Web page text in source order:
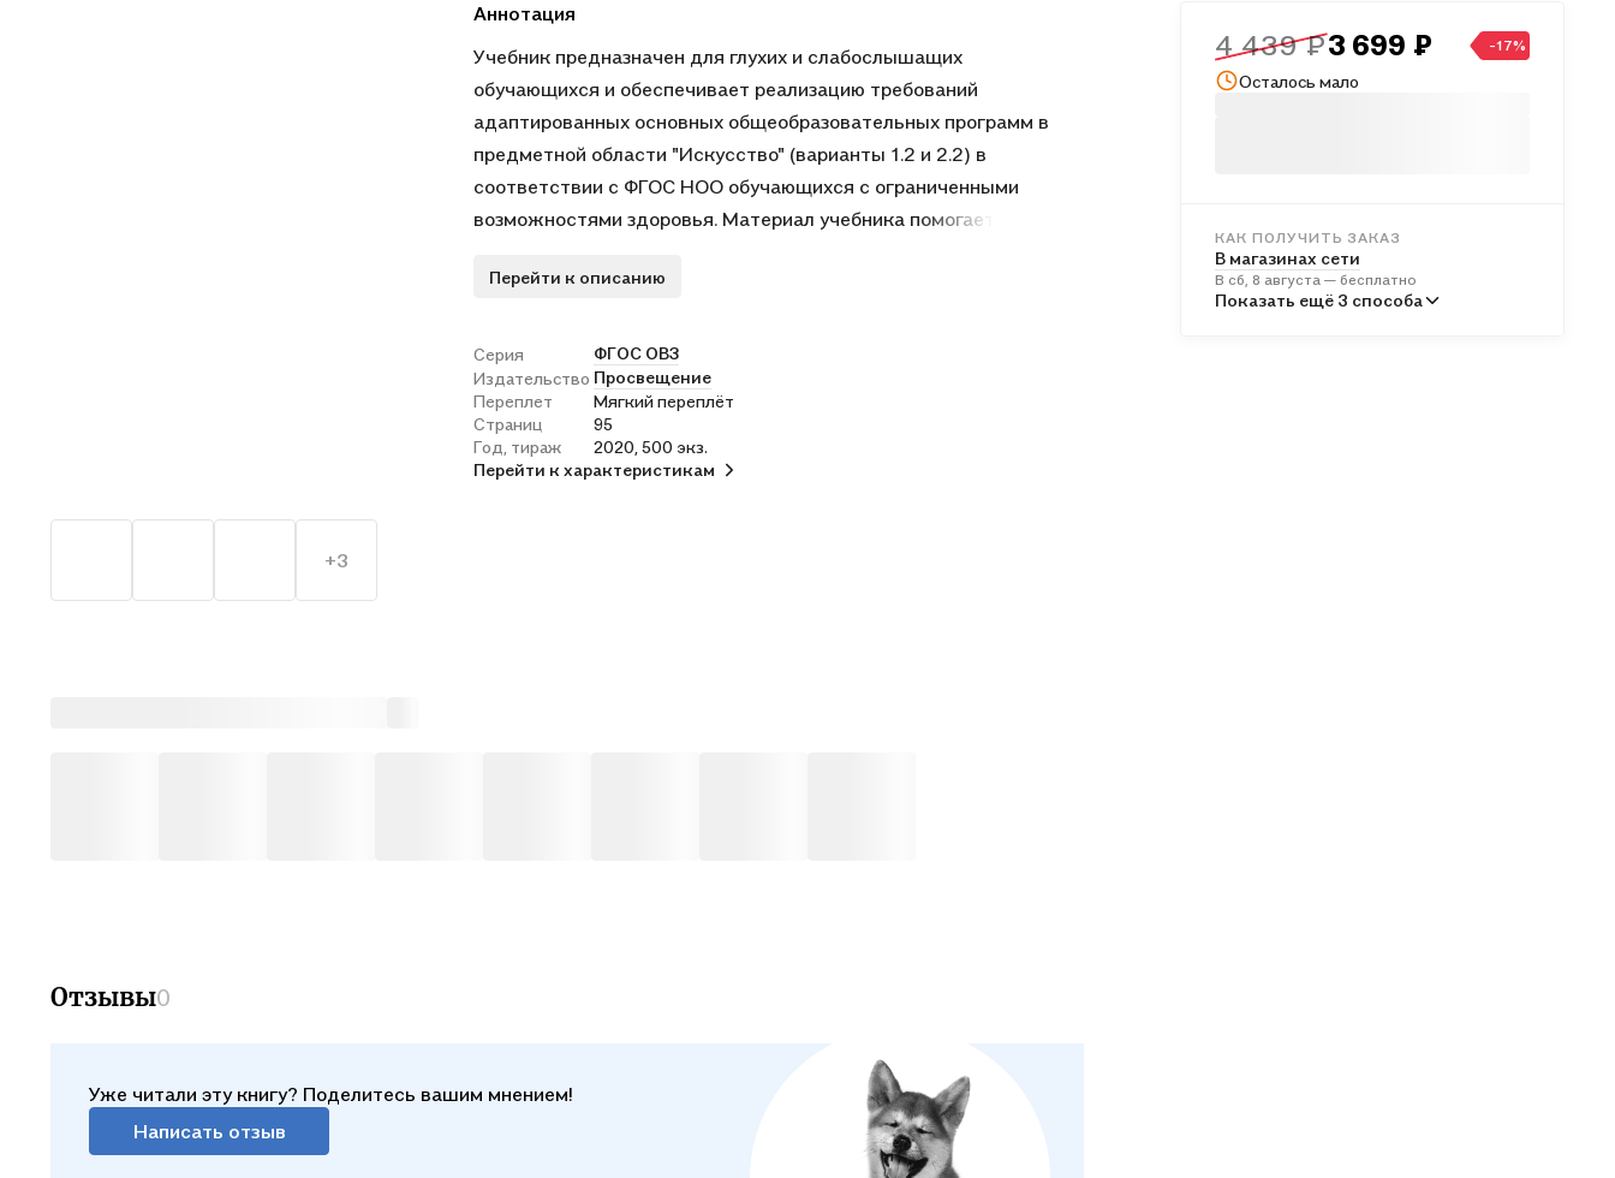
+3
Аннотация
Учебник предназначен для глухих и слабослышащих
обучающихся и обеспечивает реализацию требований
адаптированных основных общеобразовательных программ в
предметной области "Искусство" (варианты 1.2 и 2.2) в
соответствии с ФГОС НОО обучающихся с ограниченными
возможностями здоровья. Материал учебника помогает
образы предметов и явлений окружающей действительности в
изобразительному искусству, обучать способам изображения в
рисовании, лепке, работе над аппликацией, а также
формировать технические навыки работы с разными
художественными материалами с учётом возможностей детей.
Перейти к описанию
Серия
ФГОС ОВЗ
Издательство Просвещение
Переплет
Мягкий переплёт
Страниц
95
Год, тираж
2020, 500 экз.
Перейти к характеристикам
4 439 ₽3 699 ₽ -17%
Осталось мало
КАК ПОЛУЧИТЬ ЗАКАЗ
В магазинах сети
В сб, 8 августа — бесплатно
В пунктах выдачи
Показать ещё 3 способа
Отзывы0
Уже читали эту книгу? Поделитесь вашим мнением!
Написать отзыв